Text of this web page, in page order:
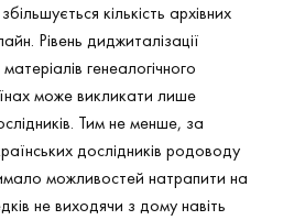
кількість архівних
Рівень диджиталізації
генеалогічного
може викликати лише
Тим не менше, за
дослідників родоводу
можливостей натрапити на
не виходячи з дому навіть